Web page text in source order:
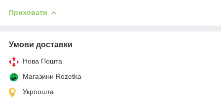
Приховати
Умови доставки
Нова Пошта
Магазини Rozetka
Укрпошта